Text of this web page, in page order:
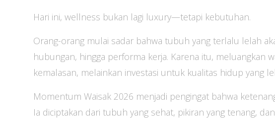
Hari ini, wellness bukan lagi luxury—tetapi kebutuhan.
Orang-orang mulai sadar bahwa tubuh yang terlalu lelah
hubungan, hingga performa kerja. Karena itu,
kemalasan, melainkan investasi untuk kualitas hidup yang
Momentum Waisak 2026 menjadi pengingat bahwa
Ia diciptakan dari tubuh yang sehat, pikiran yang tenang,